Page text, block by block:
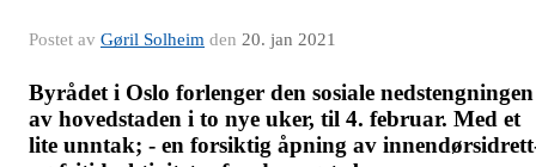
Postet av Gøril Solheim den 20. jan 2021
Byrådet i Oslo forlenger den sosiale nedstengningen
av hovedstaden i to nye uker, til 4. februar. Med et
lite unntak; - en forsiktig åpning av